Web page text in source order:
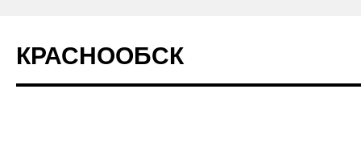
КРАСНООБСК